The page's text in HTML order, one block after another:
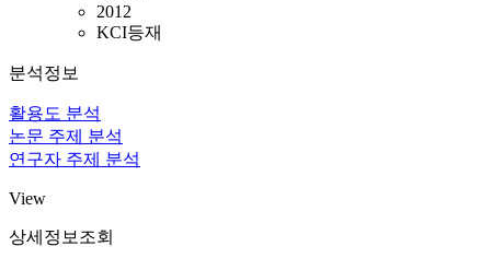
2012
KCI등재
분석정보
활용도 분석
논문 주제 분석
연구자 주제 분석
View
상세정보조회